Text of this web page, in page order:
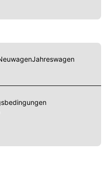
Jahreswagen